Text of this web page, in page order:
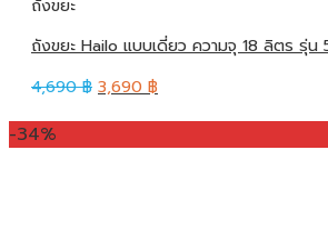
ถังขยะ
ถังขยะ Hailo แบบเดี่ยว ความจุ 18 ลิตร รุ่น
4,690฿ 3,690 ฿
-34%